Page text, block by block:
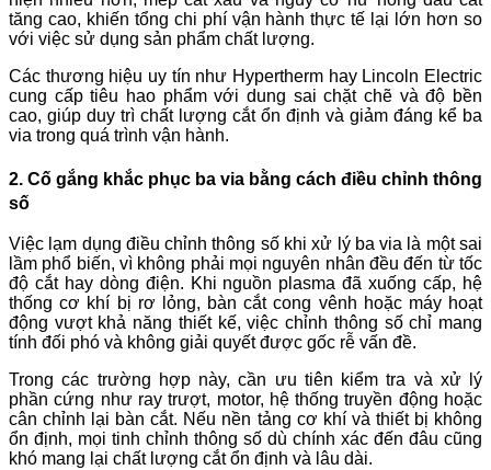
tăng cao, khiến tổng chi phí vận hành thực tế lại lớn hơn so
với việc sử dụng sản phẩm chất lượng.
Các thương hiệu uy tín như Hypertherm hay Lincoln Electric
cung cấp tiêu hao phẩm với dung sai chặt chẽ và độ bền
cao, giúp duy trì chất lượng cắt ổn định và giảm đáng kể ba
via trong quá trình vận hành.
2. Cố gắng khắc phục ba via bằng cách điều chỉnh thông
số
Việc lạm dụng điều chỉnh thông số khi xử lý ba via là một sai
lầm phổ biến, vì không phải mọi nguyên nhân đều đến từ tốc
độ cắt hay dòng điện. Khi nguồn plasma đã xuống cấp, hệ
thống cơ khí bị rơ lỏng, bàn cắt cong vênh hoặc máy hoạt
động vượt khả năng thiết kế, việc chỉnh thông số chỉ mang
tính đối phó và không giải quyết được gốc rễ vấn đề.
Trong các trường hợp này, cần ưu tiên kiểm tra và xử lý
phần cứng như ray trượt, motor, hệ thống truyền động hoặc
cân chỉnh lại bàn cắt. Nếu nền tảng cơ khí và thiết bị không
ổn định, mọi tinh chỉnh thông số dù chính xác đến đâu cũng
khó mang lại chất lượng cắt ổn định và lâu dài.